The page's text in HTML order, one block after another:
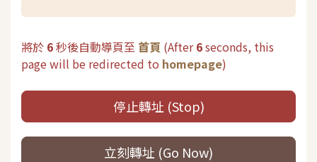
將於 6秒後自動導頁至 首頁 (After 6seconds, this
page will be redirected to homepage)
停止轉址 (Stop)
立刻轉址 (Go Now)